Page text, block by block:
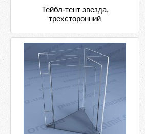
Тейбл-тент звезда,
трехсторонний